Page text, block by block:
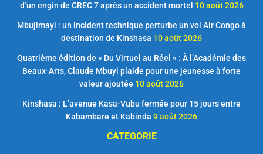
d’un engin de CREC 7 après un accident mortel 10 août 2026
Mbujimayi : un incident technique perturbe un vol Air Congo à
destination de Kinshasa 10 août 2026
Quatrième édition de « Du Virtuel au Réel » : À l’Académie des
Beaux-Arts, Claude Mbuyi plaide pour une jeunesse à forte
valeur ajoutée 10 août 2026
Kinshasa : L’avenue Kasa-Vubu fermée pour 15 jours entre
Kabambare et Kabinda 9 août 2026
CATEGORIE